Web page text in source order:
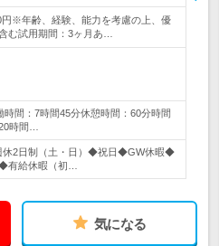
円※年齢、経験、能力を考慮の上、優
む試用期間：3ヶ月あ…
時間：7時間45分休憩時間：60分時間
時間…
休2日制（土・日）◆祝日◆GW休暇◆
有給休暇（初…
気になる